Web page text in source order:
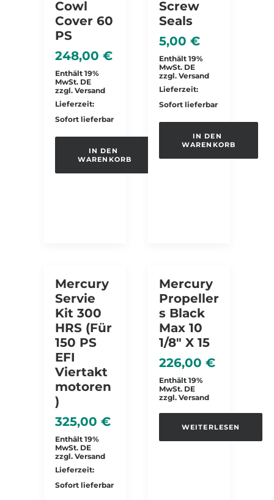
Cowl
Cover 60
PS
248,00 €
Enthält 19%
MwSt. DE
zzgl. Versand
Lieferzeit:
Sofort lieferbar
IN DEN
WARENKORB
Screw
Seals
5,00 €
Enthält 19%
MwSt. DE
zzgl. Versand
Lieferzeit:
Sofort lieferbar
IN DEN
WARENKORB
Mercury
Servie
Kit 300
HRS (für
150 PS
EFI
Viertakt
Motoren
)
325,00 €
Enthält 19%
MwSt. DE
zzgl. Versand
Lieferzeit:
Sofort lieferbar
NICHT VORRÄTIG
Mercury
Propeller
S Black
Max 10
1/8″ X 15
226,00 €
Enthält 19%
MwSt. DE
zzgl. Versand
WEITERLESEN